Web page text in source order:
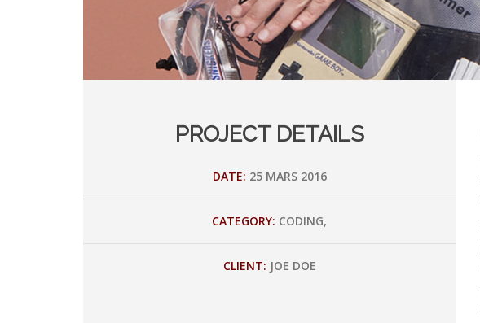
PROJECT DETAILS
DATE: 25 MARS 2016
CATEGORY: CODING,
CLIENT: JOE DOE